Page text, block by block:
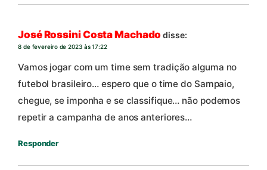
José Rossini Costa Machado disse:
8 de fevereiro de 2023 às 17:22
Vamos jogar com um time sem tradição alguma no
futebol brasileiro… espero que o time do Sampaio,
chegue, se imponha e se classifique… não podemos
repetir a campanha de anos anteriores…
Responder